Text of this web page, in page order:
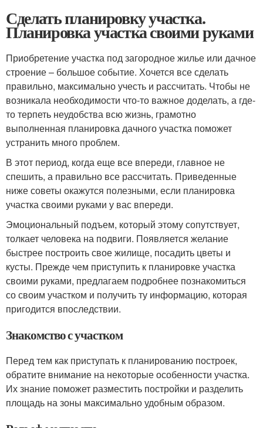
Сделать планировку участка.
Планировка участка своими руками
Приобретение участка под загородное жилье или дачное
строение – большое событие. Хочется все сделать
правильно, максимально учесть и рассчитать. Чтобы не
возникала необходимости что-то важное доделать, а где-
то терпеть неудобства всю жизнь, грамотно
выполненная планировка дачного участка поможет
устранить много проблем.
В этот период, когда еще все впереди, главное не
спешить, а правильно все рассчитать. Приведенные
ниже советы окажутся полезными, если планировка
участка своими руками у вас впереди.
Эмоциональный подъем, который этому сопутствует,
толкает человека на подвиги. Появляется желание
быстрее построить свое жилище, посадить цветы и
кусты. Прежде чем приступить к планировке участка
своими руками, предлагаем подробнее познакомиться
со своим участком и получить ту информацию, которая
пригодится впоследствии.
Знакомство с участком
Перед тем как приступать к планированию построек,
обратите внимание на некоторые особенности участка.
Их знание поможет разместить постройки и разделить
площадь на зоны максимально удобным образом.